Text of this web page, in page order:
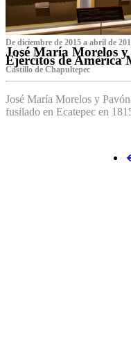
De diciembre de 2015 a abril de
José María Morelos
Ejércitos de América
C‌astillo de Chapultepec
José María Morelos y
fusilado en Ecatepec en